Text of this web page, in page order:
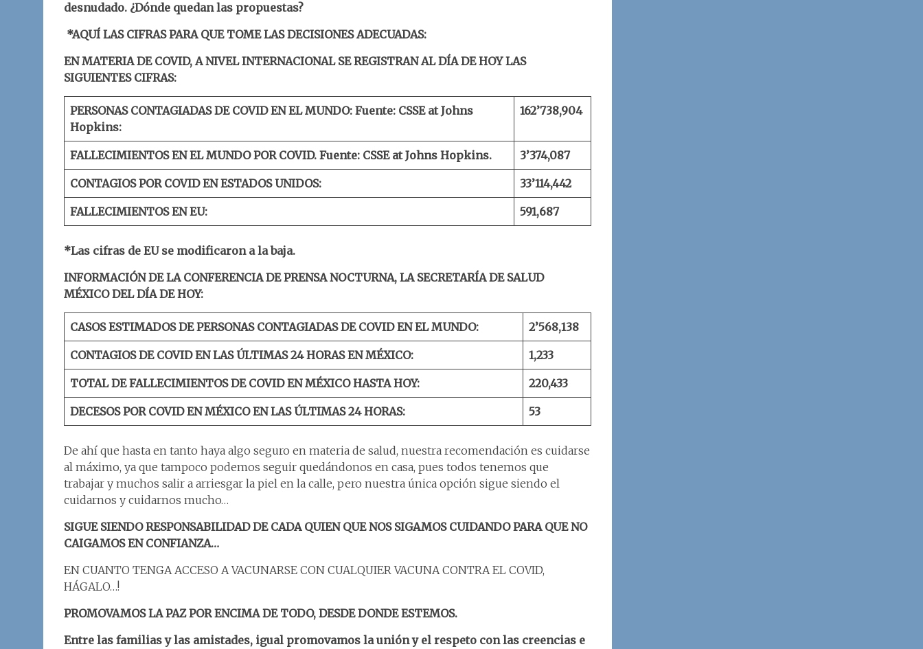
desnudado. ¿Dónde quedan las propuestas?
*AQUÍ LAS CIFRAS PARA QUE TOME LAS DECISIONES ADECUADAS:
EN MATERIA DE COVID, A NIVEL INTERNACIONAL SE REGISTRAN AL DÍA DE HOY LAS
SIGUIENTES CIFRAS:
PERSONAS CONTAGIADAS DE COVID EN EL MUNDO: Fuente: CSSE at Johns
Hopkins:
162’738,904
FALLECIMIENTOS EN EL MUNDO POR COVID. Fuente: CSSE at Johns Hopkins. 3’374,087
CONTAGIOS POR COVID EN ESTADOS UNIDOS: 33’114,442
FALLECIMIENTOS EN EU: 591,687
*Las cifras de EU se modificaron a la baja.
INFORMACIÓN DE LA CONFERENCIA DE PRENSA NOCTURNA, LA SECRETARÍA DE SALUD
MÉXICO DEL DÍA DE HOY:
CASOS ESTIMADOS DE PERSONAS CONTAGIADAS DE COVID EN EL MUNDO: 2’568,138
CONTAGIOS DE COVID EN LAS ÚLTIMAS 24 HORAS EN MÉXICO: 1,233
TOTAL DE FALLECIMIENTOS DE COVID EN MÉXICO HASTA HOY: 220,433
DECESOS POR COVID EN MÉXICO EN LAS ÚLTIMAS 24 HORAS: 53
De ahí que hasta en tanto haya algo seguro en materia de salud, nuestra recomendación es cuidarse
al máximo, ya que tampoco podemos seguir quedándonos en casa, pues todos tenemos que
trabajar y muchos salir a arriesgar la piel en la calle, pero nuestra única opción sigue siendo el
cuidarnos y cuidarnos mucho…
SIGUE SIENDO RESPONSABILIDAD DE CADA QUIEN QUE NOS SIGAMOS CUIDANDO PARA QUE NO
CAIGAMOS EN CONFIANZA…
EN CUANTO TENGA ACCESO A VACUNARSE CON CUALQUIER VACUNA CONTRA EL COVID,
HÁGALO…!
PROMOVAMOS LA PAZ POR ENCIMA DE TODO, DESDE DONDE ESTEMOS.
Entre las familias y las amistades, igual promovamos la unión y el respeto con las creencias e